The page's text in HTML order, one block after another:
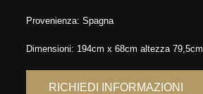
Provenienza: Spagna
Dimensioni: 194cm x 68cm altezza 79,5cm
RICHIEDI INFORMAZIONI